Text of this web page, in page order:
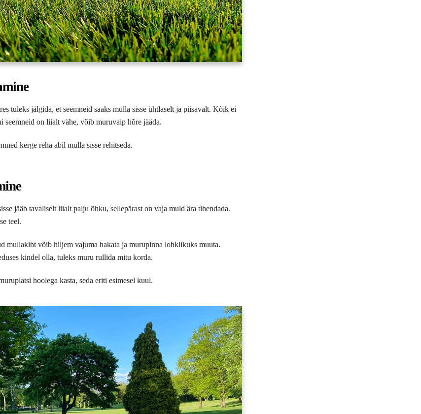
tuleks jälgida, et seemneid saaks mulla sisse ühtlaselt ja piisavalt. Kõik ei
seemneid on liialt vähe, võib muruvaip hõre jääda.
kerge reha abil mulla sisse rehitseda.
jääb tavaliselt liialt palju õhku, sellepärast on vaja muld ära tihendada.
teel.
mullakiht võib hiljem vajuma hakata ja murupinna lohklikuks muuta.
kindel olla, tuleks muru rullida mitu korda.
hoolega kasta, seda eriti esimesel kuul.